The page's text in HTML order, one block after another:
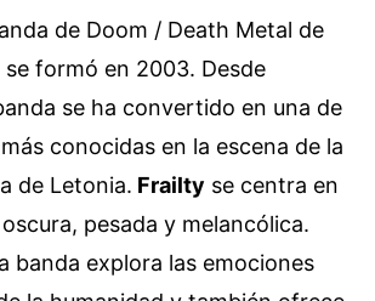
de Doom / Death Metal de
se formó en 2003. Desde
se ha convertido en una de
conocidas en la escena de la
de Letonia. Frailty se centra en
pesada y melancólica.
banda explora las emociones